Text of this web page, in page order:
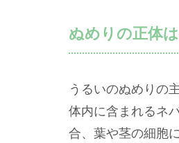
ぬめりの正体
うるいのぬめりの
体内に含まれるネ
合、葉や茎の細胞